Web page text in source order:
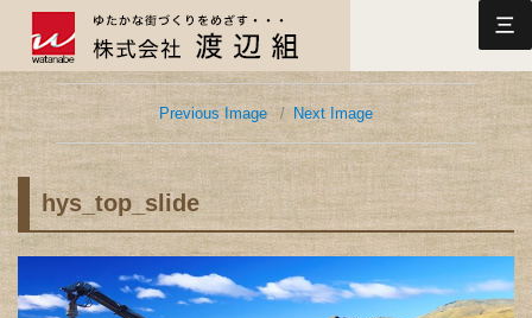
三
Previous Image Next Image
hys_top_slide